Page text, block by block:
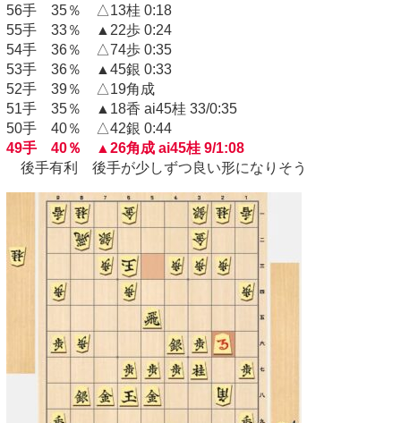
56手 35％ △13桂 0:18
55手 33％ ▲22歩 0:24
54手 36％ △74歩 0:35
53手 36％ ▲45銀 0:33
52手 39％ △19角成
51手 35％ ▲18香 ai45桂 33/0:35
50手 40％ △42銀 0:44
49手 40％ ▲26角成 ai45桂 9/1:08
後手有利 後手が少しずつ良い形になりそう